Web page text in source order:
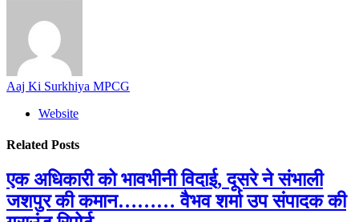
Aaj Ki Surkhiya MPCG
Website
Related Posts
एक अधिकारी को भावभीनी विदाई, दूसरे ने संभाली
जशपुर की कमान……… वैभव शर्मा उप संपादक की